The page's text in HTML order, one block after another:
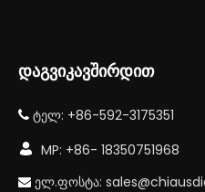
დაგვიკავშირდით
 ტელ: +86-592-3175351
 MP: +86- 18350751968
 ელ.ფოსტა: